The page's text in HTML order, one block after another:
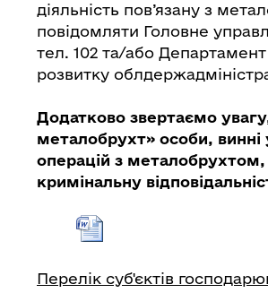
діяльність пов’язану з
повідомляти Головне
тел. 102 та/або Департамент
розвитку
Додатково звертаємо
металобрухт» особи,
операцій з металобрухтом,
кримінальну
Перелік суб'єктів